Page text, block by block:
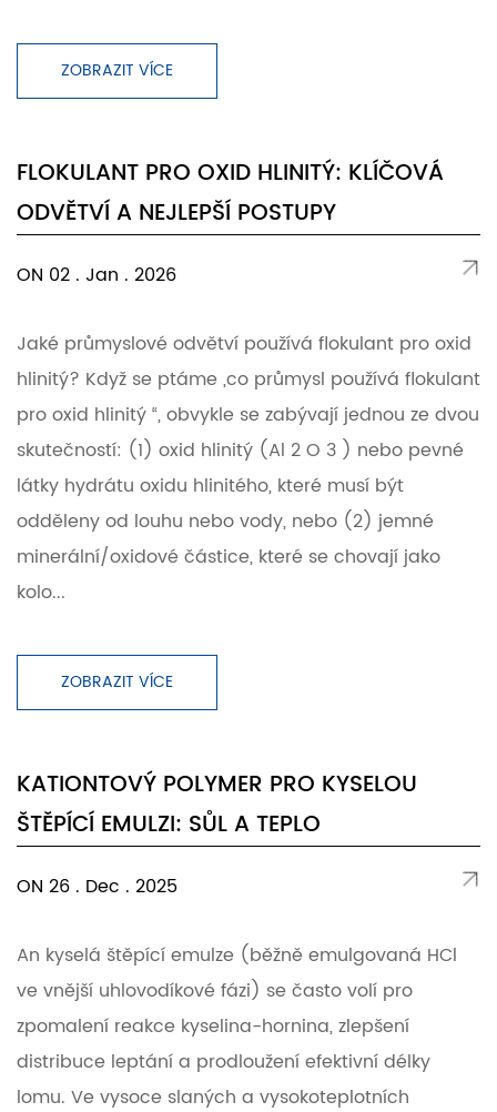
ZOBRAZIT VÍCE
FLOKULANT PRO OXID HLINITÝ: KLÍČOVÁ
ODVĚTVÍ A NEJLEPŠÍ POSTUPY
ON 02 . Jan . 2026
Jaké průmyslové odvětví používá flokulant pro oxid
hlinitý? Když se ptáme „co průmysl používá flokulant
pro oxid hlinitý “, obvykle se zabývají jednou ze dvou
skutečností: (1) oxid hlinitý (Al 2 O 3 ) nebo pevné
látky hydrátu oxidu hlinitého, které musí být
odděleny od louhu nebo vody, nebo (2) jemné
minerální/oxidové částice, které se chovají jako
kolo...
ZOBRAZIT VÍCE
KATIONTOVÝ POLYMER PRO KYSELOU
ŠTĚPÍCÍ EMULZI: SŮL A TEPLO
ON 26 . Dec . 2025
An kyselá štěpící emulze (běžně emulgovaná HCl
ve vnější uhlovodíkové fázi) se často volí pro
zpomalení reakce kyselina-hornina, zlepšení
distribuce leptání a prodloužení efektivní délky
lomu. Ve vysoce slaných a vysokoteplotních